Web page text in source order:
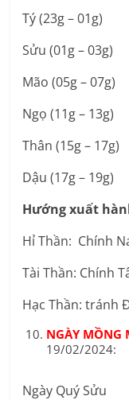
Tý (23g – 01g)
Sửu (01g – 03g)
Mão (05g – 07g)
Ngọ (11g – 13g)
Thân (15g – 17g)
Dậu (17g – 19g)
Hướng xuất
Hỉ Thần: Chính
Tài Thần: Chính
Hạc Thần: tránh
NGÀY
19/02/2024:
Ngày Quý